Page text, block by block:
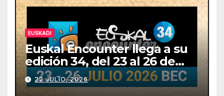
EUSKADI
Euskal Encounter llega a su
edición 34, del 23 al 26 de
julio
22 JULIO, 2026